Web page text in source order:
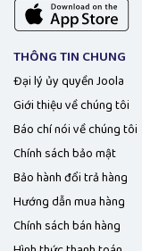
THÔNG TIN CHUNG
Đại lý ủy quyền Joola
Giới thiệu về chúng tôi
Báo chí nói về chúng tôi
Chính sách bảo mật
Bảo hành đổi trả hàng
Hướng dẫn mua hàng
Chính sách bán hàng